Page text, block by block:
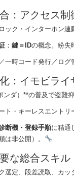
：アクセス制
ック・インターホン連
： 鍵＝IDの概念。紛失
一時コード発行／ロ
：イモビラ
ダ）**の普及で盗難抑
ト・キーレスエントリ
断機・登録手順に精通
非公開）。
な総合スキル
選定、段差読取、カッ